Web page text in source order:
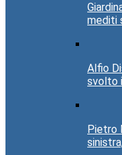
mediti
Alfio
svolto
Pietro